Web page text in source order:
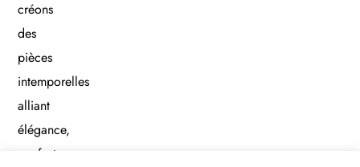
créons
des
pièces
intemporelles
alliant
élégance,
confort